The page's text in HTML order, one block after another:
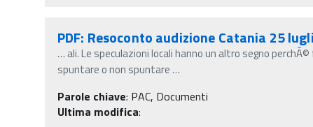
PDF: Resoconto audizione Catania 25
… ali. Le speculazioni locali hanno un altro segno
spuntare o non spuntare…
Parole chiave: PAC, Documenti
Ultima modifica: